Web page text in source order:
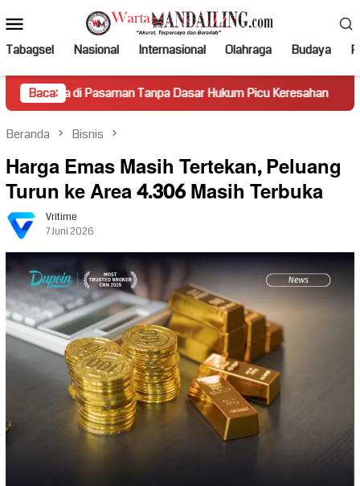
ke
kontenMobile
Tabagsel Nasional Internasional Olahraga Budaya
Baca:Tanpa Dasar Hukum Picu Keresahan Truk Miring
Beranda Bisnis
Harga Emas Masih Tertekan, Peluang
Turun ke Area 4.306 Masih Terbuka
Vritime
7 Juni 2026